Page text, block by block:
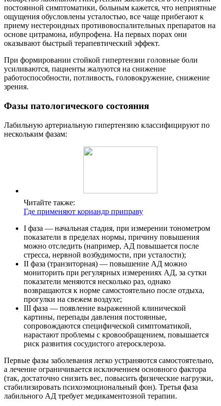
постоянной симптоматики, больным кажется, что неприятные
ощущения обусловлены усталостью, все чаще прибегают к
приему нестероидных противовоспалительных препаратов на
основе цитрамона, ибупрофена. На первых порах они
оказывают быстрый терапевтический эффект.
При формировании стойкой гипертензии головные боли
усиливаются, пациенты жалуются на снижение
работоспособности, потливость, головокружение, снижение
зрения.
Фазы патологического состояния
Лабильную артериальную гипертензию классифицируют по
нескольким фазам:
Читайте также:
Где применяют кориандр приправу
I фаза — начальная стадия, при измерении тонометром
показатели в пределах нормы, причину повышения
можно отследить (например, АД повышается после
стресса, нервной возбудимости, при усталости);
II фаза (транзиторная) — повышение АД можно
мониторить при регулярных измерениях АД, за сутки
показатели меняются несколько раз, однако
возвращаются к норме самостоятельно после отдыха,
прогулки на свежем воздухе;
III фаза — появление выраженной клинической
картины, перепады давления постоянные,
сопровождаются специфической симптоматикой,
нарастают проблемы с кровообращением, повышается
риск развития сосудистого атеросклероза.
Первые фазы заболевания легко устраняются самостоятельно,
а лечение ограничивается исключением основного фактора
(так, достаточно снизить вес, повысить физические нагрузки,
стабилизировать психоэмоциональный фон). Третья фаза
лабильного АД требует медикаментозной терапии.